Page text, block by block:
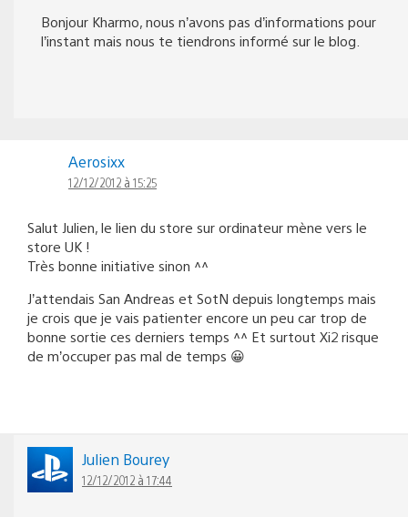
Bonjour Kharmo, nous n’avons pas d’informations pour
l’instant mais nous te tiendrons informé sur le blog.
Aerosixx
12/12/2012 à 15:25
Salut Julien, le lien du store sur ordinateur mène vers le
store UK !
Très bonne initiative sinon ^^
J’attendais San Andreas et SotN depuis longtemps mais
je crois que je vais patienter encore un peu car trop de
bonne sortie ces derniers temps ^^ Et surtout Xi2 risque
de m’occuper pas mal de temps 😀
Julien Bourey
12/12/2012 à 17:44